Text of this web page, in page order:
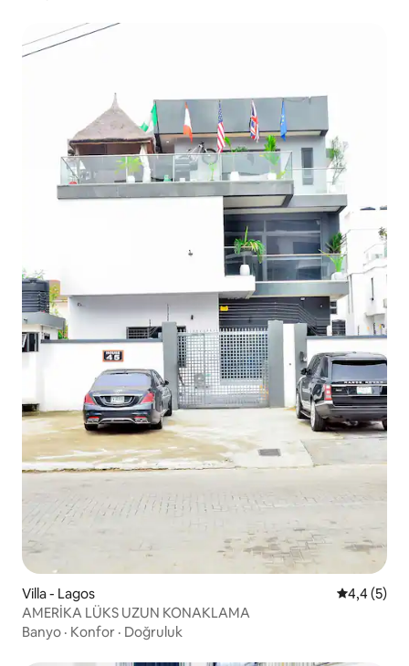
Villa - Lagos 54,4 (5)
AMERİKA LÜKS UZUN KONAKLAMA
Banyo · Konfor · Doğruluk